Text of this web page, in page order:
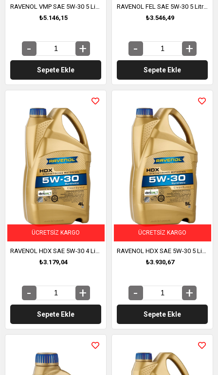
RAVENOL VMP SAE 5W-30 5 Litre (1111122-005)
₺5.146,15
Sepete Ekle
RAVENOL FEL SAE 5W-30 5 Litre (1111123-005)
₺3.546,49
Sepete Ekle
₺3.179,04
Sepete Ekle
ÜCRETSIZ KARGO
₺3.930,67
Sepete Ekle
ÜCRETSIZ KARGO